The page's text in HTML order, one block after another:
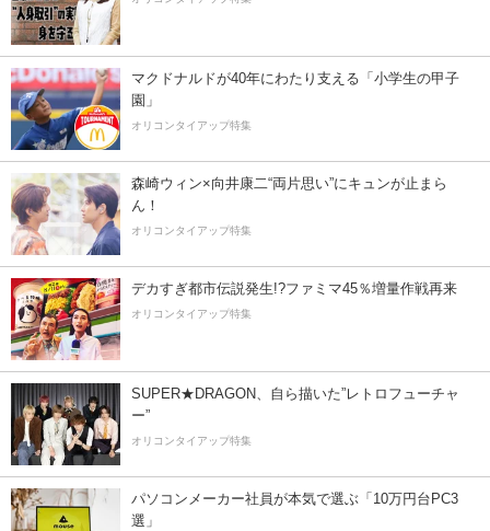
マクドナルドが40年にわたり支える「小学生の甲子
園」
オリコンタイアップ特集
森崎ウィン×向井康二“両片思い”にキュンが止まら
ん！
オリコンタイアップ特集
デカすぎ都市伝説発生!?ファミマ45％増量作戦再来
オリコンタイアップ特集
SUPER★DRAGON、自ら描いた”レトロフューチャ
ー”
オリコンタイアップ特集
パソコンメーカー社員が本気で選ぶ「10万円台PC3
選」